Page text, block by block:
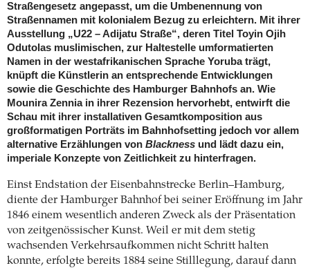
Straßengesetz angepasst, um die Umbenennung von
Straßennamen mit kolonialem Bezug zu erleichtern. Mit ihrer
Ausstellung „U22 – Adijatu Straße“, deren Titel Toyin Ojih
Odutolas muslimischen, zur Haltestelle umformatierten
Namen in der westafrikanischen Sprache Yoruba trägt,
knüpft die Künstlerin an entsprechende Entwicklungen
sowie die Geschichte des Hamburger Bahnhofs an. Wie
Mounira Zennia in ihrer Rezension hervorhebt, entwirft die
Schau mit ihrer installativen Gesamtkomposition aus
großformatigen Porträts im Bahnhofsetting jedoch vor allem
alternative Erzählungen von Blackness und lädt dazu ein,
imperiale Konzepte von Zeitlichkeit zu hinterfragen.
Einst Endstation der Eisenbahnstrecke Berlin–Hamburg,
diente der Hamburger Bahnhof bei seiner Eröffnung im Jahr
1846 einem wesentlich anderen Zweck als der Präsentation
von zeitgenössischer Kunst. Weil er mit dem stetig
wachsenden Verkehrsaufkommen nicht Schritt halten
konnte, erfolgte bereits 1884 seine Stilllegung, darauf dann